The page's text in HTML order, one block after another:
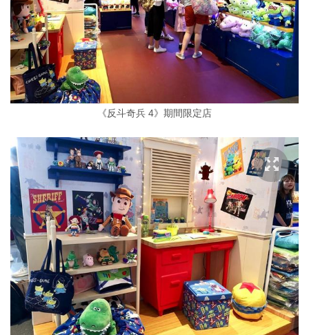
《反斗奇兵 4》期間限定店